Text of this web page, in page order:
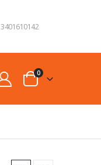
3401610142
0